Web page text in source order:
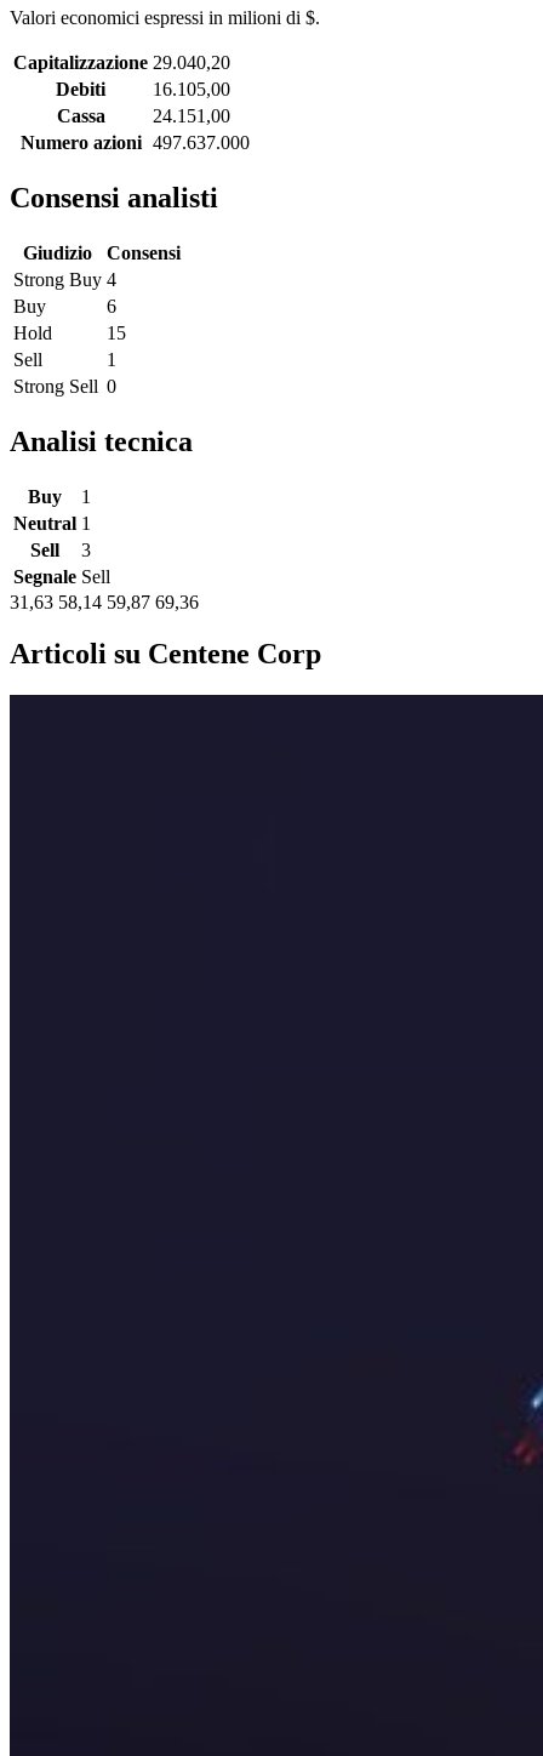
Valori economici espressi in milioni di $.
Capitalizzazione 29.040,20
Debiti
16.105,00
Cassa
24.151,00
Numero azioni 497.637.000
Consensi analisti
Giudizio
Consensi
Strong Buy 4
Buy
6
Hold
15
Sell
1
Strong Sell 0
Analisi tecnica
Buy
1
Neutral 1
Sell
3
Segnale Sell
31,63 58,14 59,87 69,36
Articoli su Centene Corp